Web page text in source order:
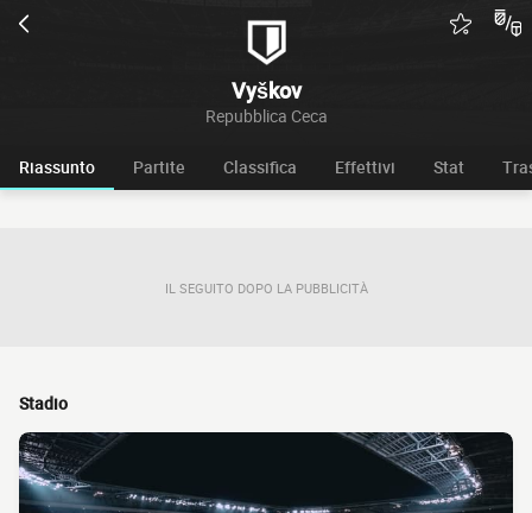
Vyškov
Repubblica Ceca
Riassunto Partite Classifica Effettivi Stat
IL SEGUITO DOPO LA PUBBLICITÀ
Stadio